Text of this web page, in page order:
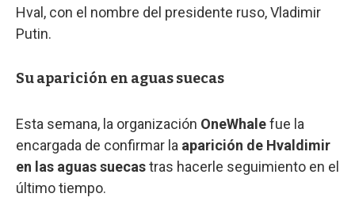
Hval, con el nombre del presidente ruso, Vladimir
Putin.
Su aparición en aguas suecas
Esta semana, la organización OneWhalefue la
encargada de confirmar la aparición de Hvaldimir
en las aguas suecastras hacerle seguimiento en el
último tiempo.